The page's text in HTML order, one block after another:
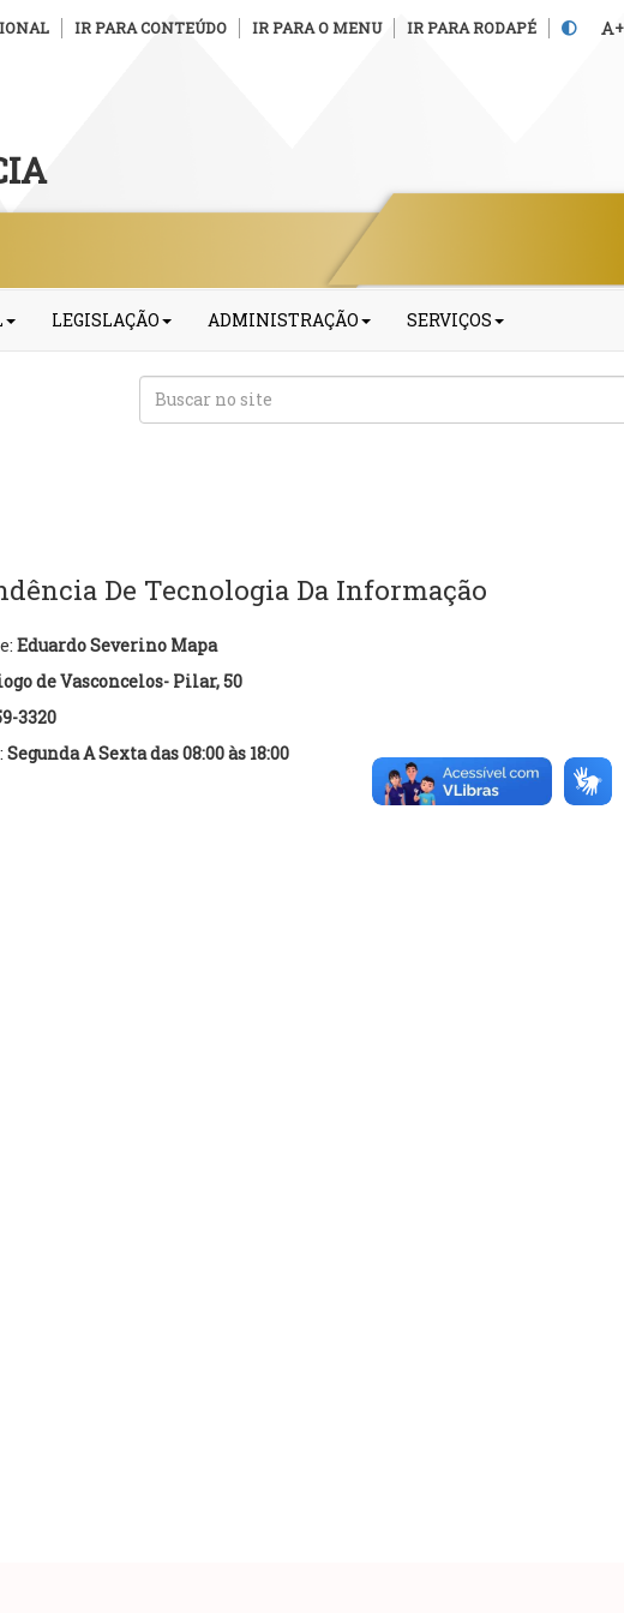
IR PARA CONTEÚDO IR PARA O MENU IR PARA RODAPÉ +
LEGISLAÇÃO ADMINISTRAÇÃO SERVIÇOS
De Tecnologia Da Informação
Eduardo Severino Mapa
de Vasconcelos- Pilar, 50
3320
Segunda A Sexta das 08:00 às 18:00